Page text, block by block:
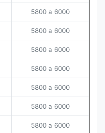
5800 a 6000
5800 a 6000
5800 a 6000
5800 a 6000
5800 a 6000
5800 a 6000
5800 a 6000